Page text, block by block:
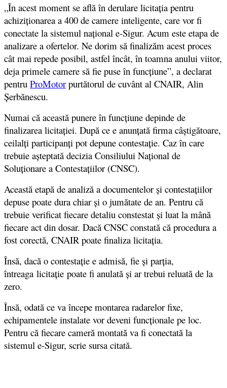
„În acest moment se află în derulare licitația pentru
achiziționarea a 400 de camere inteligente, care vor fi
conectate la sistemul național e-Sigur. Acum este etapa de
analizare a ofertelor. Ne dorim să finalizăm acest proces
cât mai repede posibil, astfel încât, în toamna anului viitor,
deja primele camere să fie puse în funcțiune”, a declarat
pentru ProMotor purtătorul de cuvânt al CNAIR, Alin
Șerbănescu.
Numai că această punere în funcțiune depinde de
finalizarea licitației. După ce e anunțată firma câștigătoare,
ceilalți participanți pot depune contestație. Caz în care
trebuie așteptată decizia Consiliului Național de
Soluționare a Contestațiilor (CNSC).
Această etapă de analiză a documentelor și contestațiilor
depuse poate dura chiar și o jumătate de an. Pentru că
trebuie verificat fiecare detaliu constestat și luat la mână
fiecare act din dosar. Dacă CNSC constată că procedura a
fost corectă, CNAIR poate finaliza licitația.
Însă, dacă o contestație e admisă, fie și parția,
întreaga licitație poate fi anulată și ar trebui reluată de la
zero.
Însă, odată ce va începe montarea radarelor fixe,
echipamentele instalate vor deveni funcționale pe loc.
Pentru că fiecare cameră montată va fi conectată la
sistemul e-Sigur, scrie sursa citată.